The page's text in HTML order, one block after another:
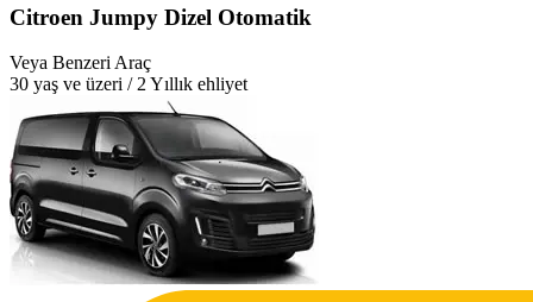
Citroen Jumpy Dizel Otomatik
Veya Benzeri Araç
30 yaş ve üzeri / 2 Yıllık ehliyet